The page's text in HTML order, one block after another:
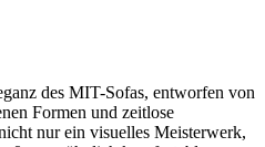
des MIT-Sofas, entworfen von
Formen und zeitlose
nur ein visuelles Meisterwerk,